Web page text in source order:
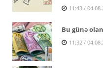
11:43 /
Bu günə
11:32 /